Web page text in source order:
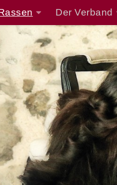
Der Verband